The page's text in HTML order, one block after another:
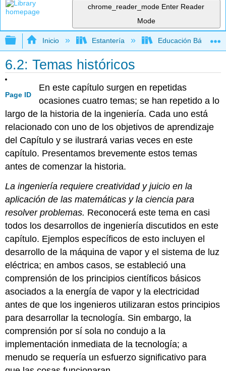
chrome_reader_mode Enter Reader
Mode
Expandir/contraer jerarquía global
Inicio Estantería Educación Básica
6.2: Temas históricos
Page ID
En este capítulo surgen en repetidas
ocasiones cuatro temas; se han repetido a lo
largo de la historia de la ingeniería. Cada uno está
relacionado con uno de los objetivos de aprendizaje
del Capítulo y se ilustrará varias veces en este
capítulo. Presentamos brevemente estos temas
antes de comenzar la historia.
La ingeniería requiere creatividad y juicio en la
aplicación de las matemáticas y la ciencia para
resolver problemas. Reconocerá este tema en casi
todos los desarrollos de ingeniería discutidos en este
capítulo. Ejemplos específicos de esto incluyen el
desarrollo de la máquina de vapor y el sistema de luz
eléctrica; en ambos casos, se estableció una
comprensión de los principios científicos básicos
asociados a la energía de vapor y la electricidad
antes de que los ingenieros utilizaran estos principios
para desarrollar la tecnología. Sin embargo, la
comprensión por sí sola no condujo a la
implementación inmediata de la tecnología; a
menudo se requería un esfuerzo significativo para